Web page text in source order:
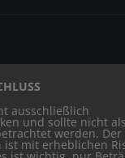
ausschließlich
und sollte nicht als
werden.
ist mit erheblichen